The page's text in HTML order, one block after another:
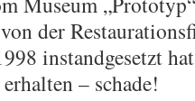
der
instandgesetzt
– schade!